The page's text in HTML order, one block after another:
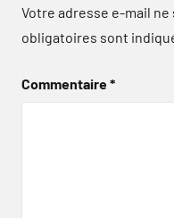
Votre adresse e-mail ne
obligatoires sont
Commentaire*